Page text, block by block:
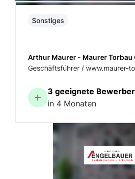
Sonstiges
Arthur Maurer - Maurer Torbau
Geschäftsführer / www.maurer-
3 geeignete
in 4 Monaten